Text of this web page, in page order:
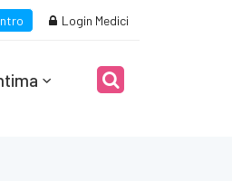
Login Medici